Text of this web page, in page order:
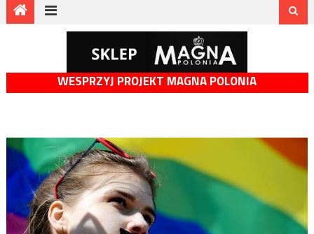
WESPRZYJ PROJEKT MAGNA POLONIA